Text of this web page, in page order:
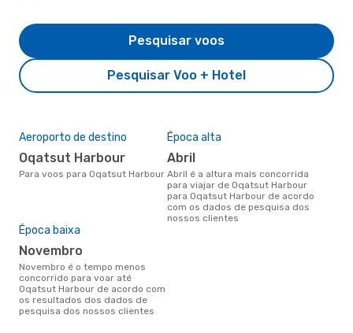
Pesquisar Voo + Hotel
Pesquisar voos
Aeroporto de destino
Oqatsut Harbour
Para voos para Oqatsut Harbour
Época alta
abril
abril é a altura mais concorrida
para viajar de Oqatsut Harbour
para Oqatsut Harbour de acordo
com os dados de pesquisa dos
nossos clientes
Época baixa
novembro
novembro é o tempo menos
concorrido para voar até
Oqatsut Harbour de acordo com
os resultados dos dados de
pesquisa dos nossos clientes